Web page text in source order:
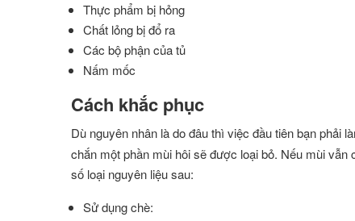
Thực phẩm bị hỏng
Chất lỏng bị đổ ra
Các bộ phận của tủ
Nấm mốc
Cách khắc phục
Dù nguyên nhân là do đâu thì việc đầu tiên bạn phải
chắn một phần mùi hôi sẽ được loại bỏ. Nếu mùi
số loại nguyên liệu sau:
Sử dụng chè: